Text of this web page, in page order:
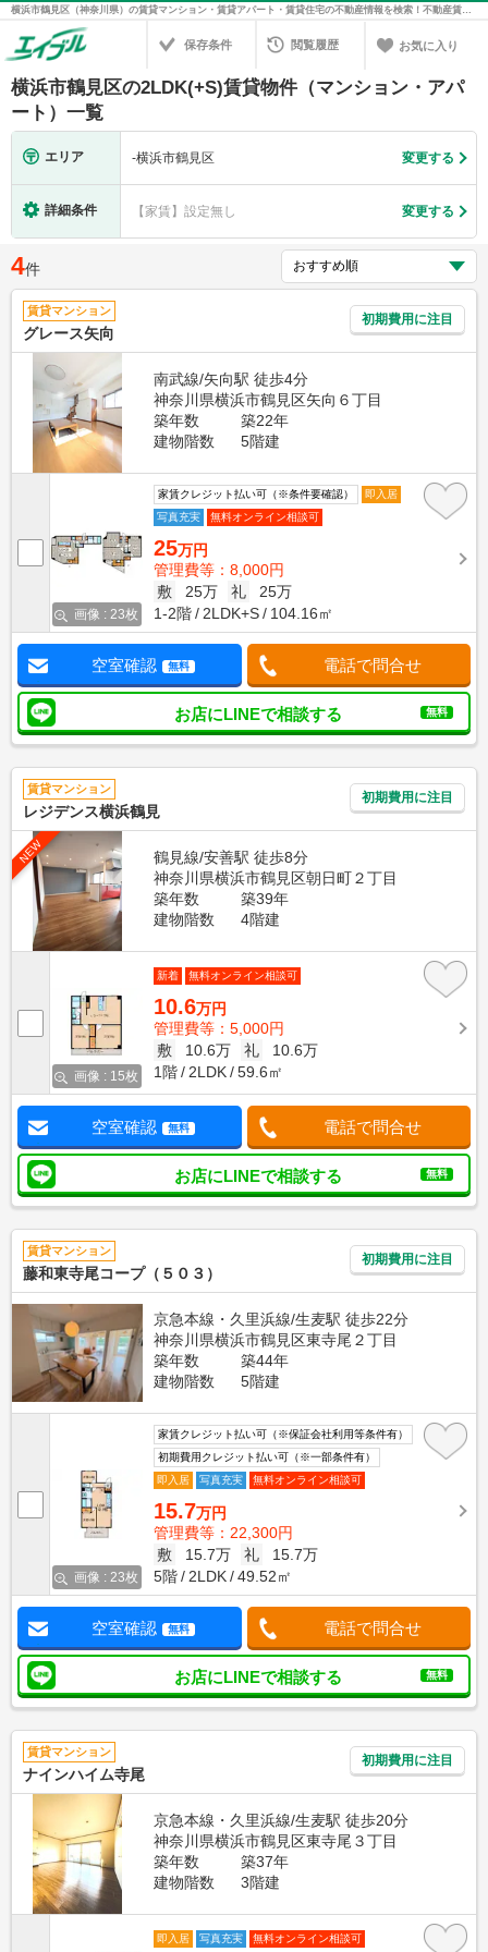
横浜市鶴見区（神奈川県）の賃貸マンション・賃貸アパート・賃貸住宅の不動産情報を検索！不動産賃貸の物件探しは、お部屋探しのエイブル
保存条件 閲覧履歴 お気に入り
横浜市鶴見区の2LDK(+S)賃貸物件（マンション・アパ
ート）一覧
エリア -横浜市鶴見区 変更する
詳細条件 【家賃】設定無し 変更する
4件
賃貸マンション
グレース矢向
初期費用に注目
南武線/矢向駅 徒歩4分
神奈川県横浜市鶴見区矢向６丁目
築年数
築22年
建物階数
5階建
画像 : 23枚
家賃クレジット払い可（※条件要確認）
即入居
写真充実
無料オンライン相談可
25万円
管理費等：8,000円
敷
25万 礼
25万
1-2階
2LDK+S 104.16㎡
空室確認 無料 電話で問合せ
お店にLINEで相談する 無料
賃貸マンション
レジデンス横浜鶴見
初期費用に注目
NEW
鶴見線/安善駅 徒歩8分
神奈川県横浜市鶴見区朝日町２丁目
築年数
築39年
建物階数
4階建
画像 : 15枚
新着 無料オンライン相談可
10.6万円
管理費等：5,000円
敷
10.6万 礼
10.6万
1階
2LDK 59.6㎡
空室確認 無料 電話で問合せ
お店にLINEで相談する 無料
賃貸マンション
藤和東寺尾コープ（５０３）
初期費用に注目
京急本線・久里浜線/生麦駅 徒歩22分
神奈川県横浜市鶴見区東寺尾２丁目
築年数
築44年
建物階数
5階建
画像 : 23枚
家賃クレジット払い可（※保証会社利用等条件有）
初期費用クレジット払い可（※一部条件有）
即入居
写真充実 無料オンライン相談可
15.7万円
管理費等：22,300円
敷
15.7万 礼
15.7万
5階
2LDK 49.52㎡
空室確認 無料 電話で問合せ
お店にLINEで相談する 無料
賃貸マンション
ナインハイム寺尾
初期費用に注目
京急本線・久里浜線/生麦駅 徒歩20分
神奈川県横浜市鶴見区東寺尾３丁目
築年数
築37年
建物階数
3階建
即入居 写真充実 無料オンライン相談可